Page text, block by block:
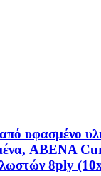
υφασμένο
ABENA
8ply